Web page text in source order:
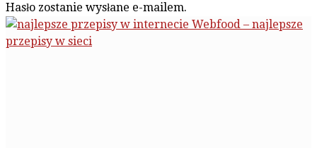
Hasło zostanie wysłane e-mailem.
Webfood – najlepsze
przepisy w sieci